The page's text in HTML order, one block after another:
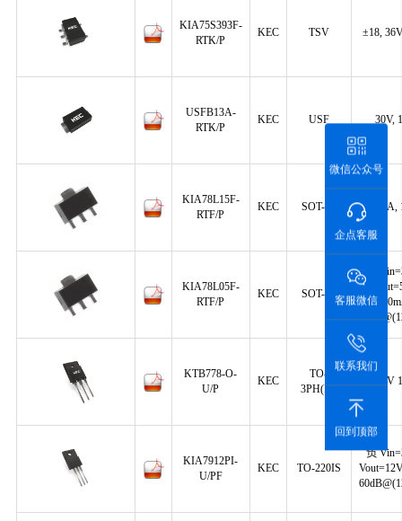
KIA75S393F-
RTK/P
KEC TSV ±18,
USFB13A-
RTK/P
KEC USF 30V,
KIA78L15F-
RTF/P
KEC SOT-89
KIA78L05F-
RTF/P
KEC SOT-89
正
KTB778-O-
U/P
KEC
TO-
3PH(IS)
120V
KIA7912PI-
U/PF
KEC TO-220IS
负
微信公众号
企点客服
客服微信
联系我们
回到顶部